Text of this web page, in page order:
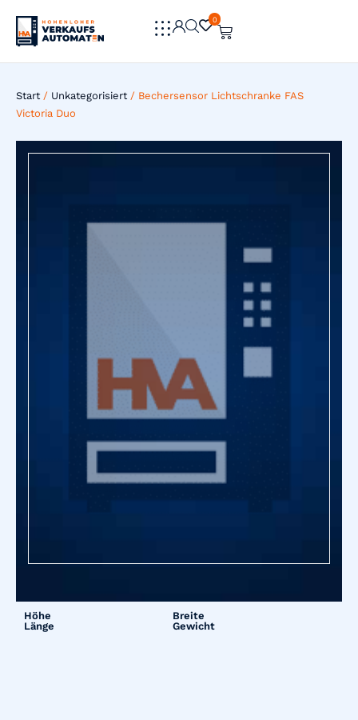
0
0
Start / Unkategorisiert / Bechersensor Lichtschranke FAS
Victoria Duo
Höhe
Breite
Länge
Gewicht